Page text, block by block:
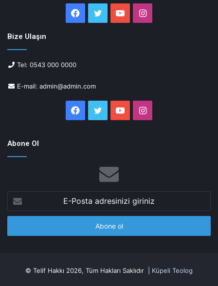
Facebook
Twitter YouTubeInstagram
Bize Ulaşın
Tel: 0543 000 0000
E-mail: admin@admin.com
Facebook
Twitter YouTubeInstagram
Abone Ol
Posta
adresinizi
© Telif Hakkı 2026, Tüm Hakları Saklıdır | Küpeli Teolog